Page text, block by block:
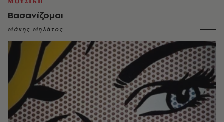
Βασανίζομαι
Μάκης Μηλάτος